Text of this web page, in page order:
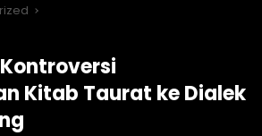
Kitab Taurat ke Dialek